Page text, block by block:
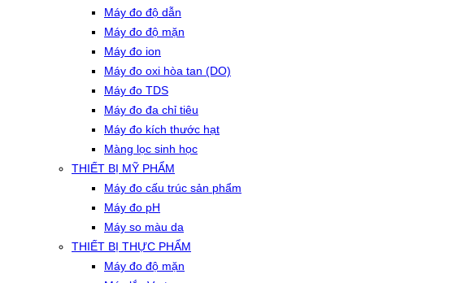
Máy đo độ dẫn
Máy đo độ mặn
Máy đo ion
Máy đo oxi hòa tan (DO)
Máy đo TDS
Máy đo đa chỉ tiêu
Máy đo kích thước hạt
Màng lọc sinh học
THIẾT BỊ MỸ PHẨM
Máy đo cấu trúc sản phẩm
Máy đo pH
Máy so màu da
THIẾT BỊ THỰC PHẨM
Máy đo độ mặn